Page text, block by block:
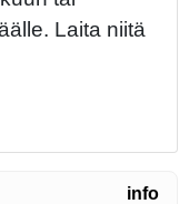
Laita niitä
info